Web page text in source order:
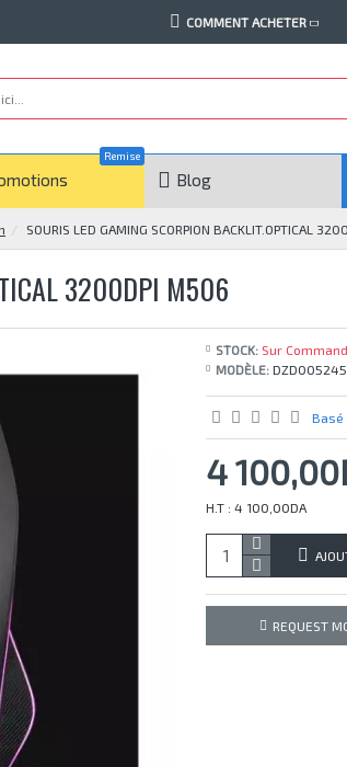
COMMENT ACHETER
Remise
Blog
SOURIS LED GAMING SCORPION BACKLIT.OPTICAL
3200DPI M506
STOCK: Sur
MODÈLE: DZD005245
Basé
4
H.T : 4 100,00DA
REQUEST